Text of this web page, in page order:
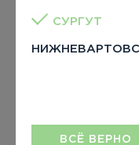
СУРГУТ
ВСЁ ВЕРНО